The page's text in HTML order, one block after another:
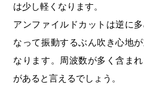
は少し軽くなります。
アンファイルドカットは逆に
なって振動するぶん吹き心地
なります。周波数が多く含ま
があると言えるでしょう。